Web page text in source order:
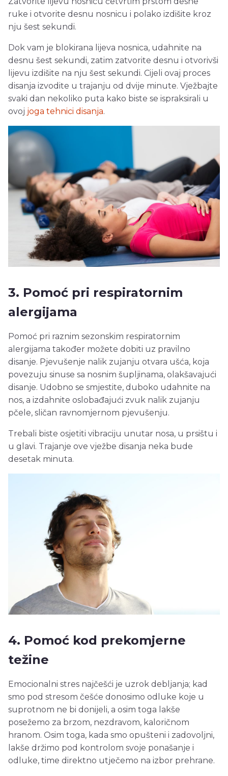
ruke i otvorite desnu nosnicu i polako izdišite kroz
nju šest sekundi.
Dok vam je blokirana lijeva nosnica, udahnite na
desnu šest sekundi, zatim zatvorite desnu i otvorivši
lijevu izdišite na nju šest sekundi. Cijeli ovaj proces
disanja izvodite u trajanju od dvije minute. Vježbajte
svaki dan nekoliko puta kako biste se ispraksirali u
ovoj joga tehnici disanja.
3. Pomoć pri respiratornim
alergijama
Pomoć pri raznim sezonskim respiratornim
alergijama također možete dobiti uz pravilno
disanje. Pjevušenje nalik zujanju otvara ušća, koja
povezuju sinuse sa nosnim šupljinama, olakšavajući
disanje. Udobno se smjestite, duboko udahnite na
nos, a izdahnite oslobađajući zvuk nalik zujanju
pčele, sličan ravnomjernom pjevušenju.
Trebali biste osjetiti vibraciju unutar nosa, u prsištu i
u glavi. Trajanje ove vježbe disanja neka bude
desetak minuta.
4. Pomoć kod prekomjerne
težine
Emocionalni stres najčešći je uzrok debljanja; kad
smo pod stresom češće donosimo odluke koje u
suprotnom ne bi donijeli, a osim toga lakše
posežemo za brzom, nezdravom, kaloričnom
hranom. Osim toga, kada smo opušteni i zadovoljni,
lakše držimo pod kontrolom svoje ponašanje i
odluke, time direktno utječemo na izbor prehrane.